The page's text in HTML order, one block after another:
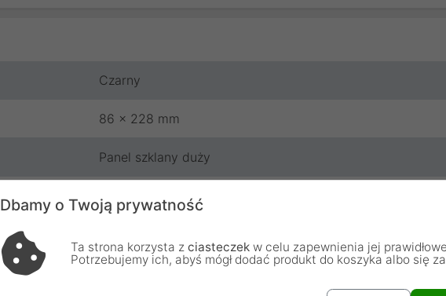
Czarny
86 x 228 mm
Panel szklany duży
Szkło
Dbamy o Twoją prywatność
Ta strona korzysta z ciasteczek w celu zapewnienia jej
Potrzebujemy ich, abyś mógł dodać produkt do koszyka albo się